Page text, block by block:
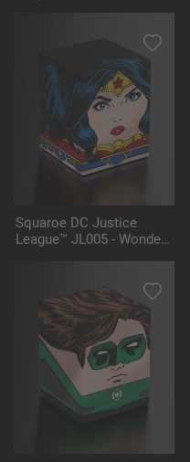
Squaroe DC Justice
League™ JL005 - Wonder